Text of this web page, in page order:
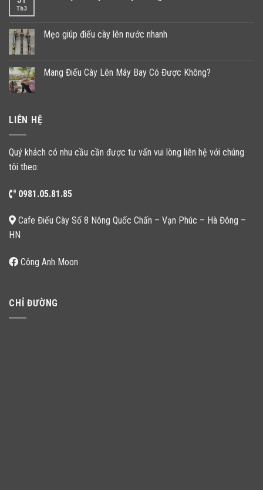
Th3
Mẹo giúp điếu cày lên nước nhanh
Mang Điếu Cày Lên Máy Bay Có Được Không?
LIÊN HỆ
Quý khách có nhu cầu cần được tư vấn vui lòng liên hệ với chúng
tôi theo:
0981.05.81.85
Cafe Điếu Cày Số 8 Nông Quốc Chấn – Vạn Phúc – Hà Đông –
HN
Công Anh Moon
CHỈ ĐƯỜNG